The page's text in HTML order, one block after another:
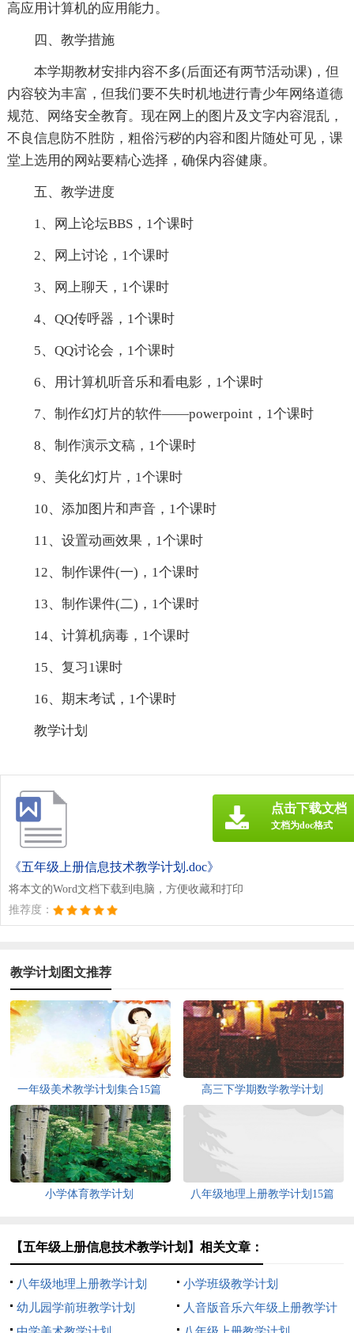
高应用计算机的应用能力。
四、教学措施
本学期教材安排内容不多(后面还有两节活动课)，但
内容较为丰富，但我们要不失时机地进行青少年网络道德
规范、网络安全教育。现在网上的图片及文字内容混乱，
不良信息防不胜防，粗俗污秽的内容和图片随处可见，课
堂上选用的网站要精心选择，确保内容健康。
五、教学进度
1、网上论坛BBS，1个课时
2、网上讨论，1个课时
3、网上聊天，1个课时
4、QQ传呼器，1个课时
5、QQ讨论会，1个课时
6、用计算机听音乐和看电影，1个课时
7、制作幻灯片的软件——powerpoint，1个课时
8、制作演示文稿，1个课时
9、美化幻灯片，1个课时
10、添加图片和声音，1个课时
11、设置动画效果，1个课时
12、制作课件(一)，1个课时
13、制作课件(二)，1个课时
14、计算机病毒，1个课时
15、复习1课时
16、期末考试，1个课时
教学计划
《五年级上册信息技术教学计划.doc》
将本文的Word文档下载到电脑，方便收藏和打印
推荐度：
点击下载文档
文档为doc格式
教学计划图文推荐
一年级美术教学计划集合15篇 高三下学期数学教学计划
小学体育教学计划 八年级地理上册教学计划15篇
【五年级上册信息技术教学计划】相关文章：
八年级地理上册教学计划
小学班级教学计划
幼儿园学前班教学计划
人音版音乐六年级上册教学计